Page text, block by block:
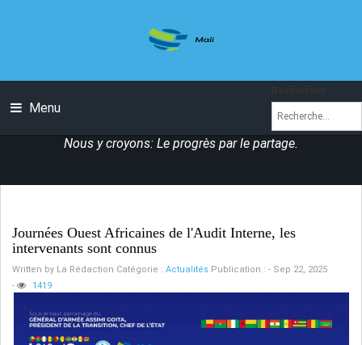
Menu
Nous y croyons: Le progrès par le partage.
Journées Ouest Africaines de l'Audit Interne, les
intervenants sont connus
Written by La Rédaction Catégorie : Actualités Publication : - Sep 22, 2025
-
1419